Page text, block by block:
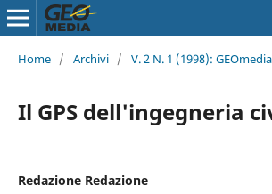
Home / Archivi / V. 2 N. 1 (1998):
Il GPS dell'ingegneria
Redazione Redazione